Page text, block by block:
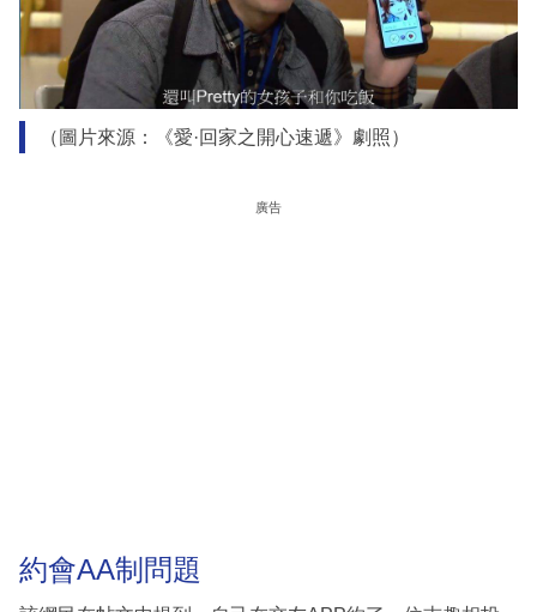
（圖片來源：《愛·回家之開心速遞》劇照）
廣告
約會AA制問題